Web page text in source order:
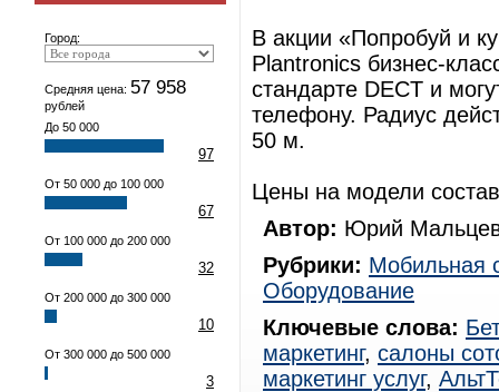
Город:
Средняя цена: 57 958
рублей
До 50 000
97
От 50 000 до 100 000
67
От 100 000 до 200 000
32
От 200 000 до 300 000
10
От 300 000 до 500 000
3
В акции «Попробуй и
Plantronics бизнес-
стандарте DECT и
телефону. Радиус
50 м.
Цены на модели
Автор: Юрий
Рубрики: Мобильная
Оборудование
Ключевые слова:
маркетинг, салоны
маркетинг услуг,